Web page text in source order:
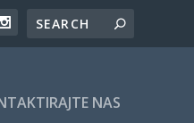
NAS